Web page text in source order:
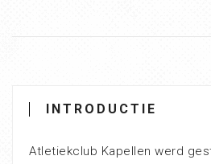
INTRODUCTIE
Atletiekclub Kapellen werd